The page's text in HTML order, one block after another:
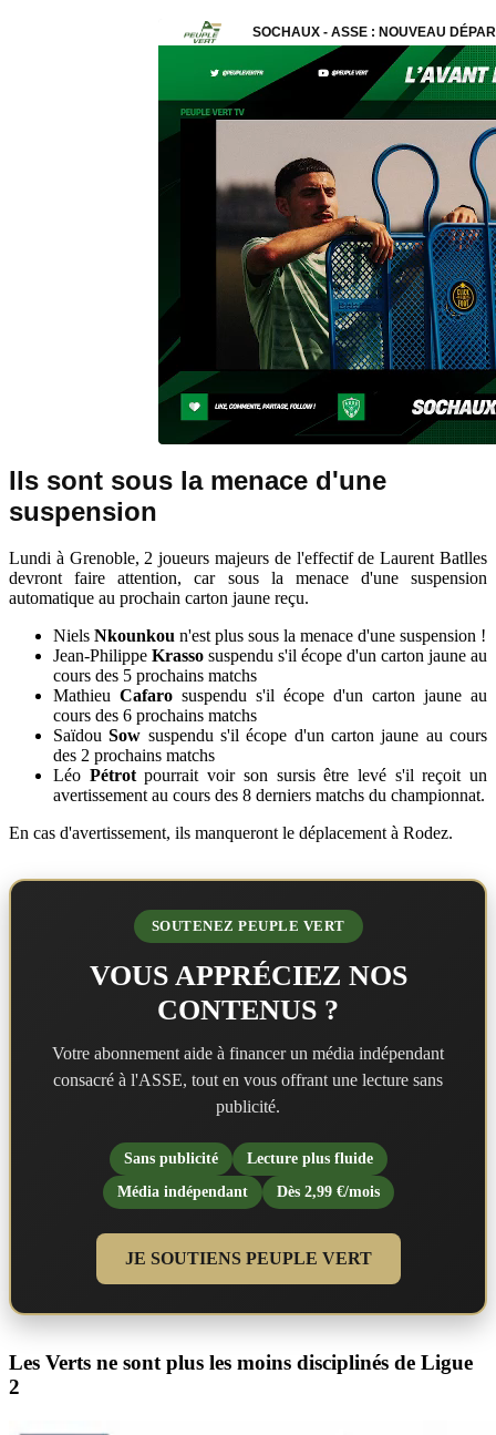
Ils sont sous la menace d'une
suspension
Lundi à Grenoble, 2 joueurs majeurs de l'effectif de Laurent Batlles
devront faire attention, car sous la menace d'une suspension
automatique au prochain carton jaune reçu.
Niels Nkounkou n'est plus sous la menace d'une suspension !
Jean-Philippe Krasso suspendu s'il écope d'un carton jaune au
cours des 5 prochains matchs
Mathieu Cafaro suspendu s'il écope d'un carton jaune au
cours des 6 prochains matchs
SaïdouSow suspendu s'il écope d'un carton jaune au cours
des 2 prochains matchs
Léo Pétrotpourrait voir son sursis être levé s'il reçoit un
avertissement au cours des 8 derniers matchs du championnat.
En cas d'avertissement, ils manqueront le déplacement à Rodez.
SOUTENEZ PEUPLE VERT
VOUS APPRÉCIEZ NOS
CONTENUS ?
Votre abonnement aide à financer un média indépendant
consacré à l'ASSE, tout en vous offrant une lecture sans
publicité.
Sans publicité
Lecture plus fluide
Média indépendant
Dès 2,99 €/mois
JE SOUTIENS PEUPLE VERT
Les Verts ne sont plus les moins disciplinés de Ligue
2